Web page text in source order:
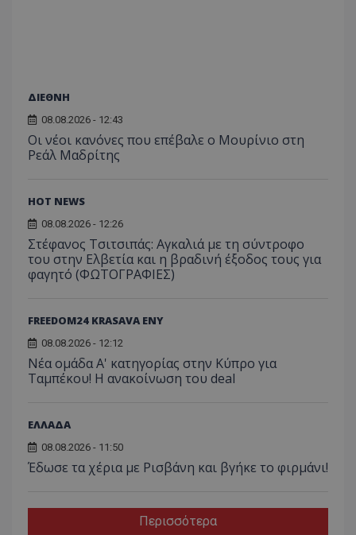
ΔΙΕΘΝΗ
08.08.2026 - 12:43
Οι νέοι κανόνες που επέβαλε ο Μουρίνιο στη
Ρεάλ Μαδρίτης
HOT NEWS
08.08.2026 - 12:26
Στέφανος Τσιτσιπάς: Αγκαλιά με τη σύντροφο
του στην Ελβετία και η βραδινή έξοδος τους για
φαγητό (ΦΩΤΟΓΡΑΦΙΕΣ)
FREEDOM24 KRASAVA ΕΝΥ
08.08.2026 - 12:12
Νέα ομάδα Α' κατηγορίας στην Κύπρο για
Ταμπέκου! Η ανακοίνωση του deal
ΕΛΛΑΔΑ
08.08.2026 - 11:50
Έδωσε τα χέρια με Ρισβάνη και βγήκε το φιρμάνι!
Περισσότερα